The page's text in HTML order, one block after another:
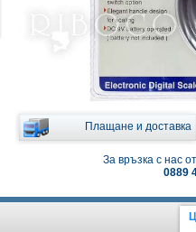
Плащане и доставка
За връзка с нас
0889